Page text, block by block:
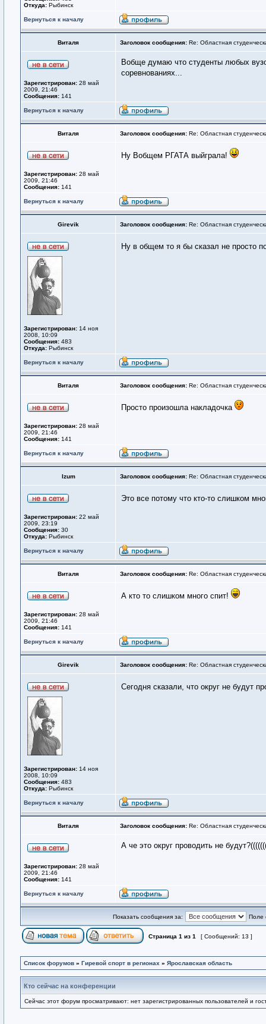
Откуда: Рыбинск
Вернуться к началу
Виталя Заголовок сообщения: Re: Областная
Зарегистрирован: 28 май
2009, 21:46
Сообщения: 141
Вобще думаю что студенты любых
соревнованиях...
Вернуться к началу
Виталя Заголовок сообщения: Re: Областная
Зарегистрирован: 28 май
2009, 21:46
Сообщения: 141
Ну Вобщем РГАТА выйграла!
Вернуться к началу
Girevik Заголовок сообщения: Re: Областная
Зарегистрирован: 14 ноя
2008, 10:09
Сообщения: 483
Откуда: Рыбинск
Ну в общем то я бы сказал не просто
Вернуться к началу
Виталя Заголовок сообщения: Re: Областная
Зарегистрирован: 28 май
2009, 21:46
Сообщения: 141
Просто произошла накладочка
Вернуться к началу
Izum Заголовок сообщения: Re: Областная
Зарегистрирован: 22 май
2009, 23:19
Сообщения: 30
Откуда: Рыбинск
Это все потому что кто-то слишком
Вернуться к началу
Виталя Заголовок сообщения: Re: Областная
Зарегистрирован: 28 май
2009, 21:46
Сообщения: 141
А кто то слишком много спит!
Вернуться к началу
Girevik Заголовок сообщения: Re: Областная
Зарегистрирован: 14 ноя
2008, 10:09
Сообщения: 483
Откуда: Рыбинск
Сегодня сказали, что округ не будут
Вернуться к началу
Виталя Заголовок сообщения: Re: Областная
Зарегистрирован: 28 май
2009, 21:46
Сообщения: 141
А че это округ проводить не
Вернуться к началу
Показать сообщения за: Поле
Страница 1 из 1 [ Сообщений: 13 ]
Список форумов » Гиревой спорт в регионах » Ярославская область
Кто сейчас на конференции
Сейчас этот форум просматривают: нет зарегистрированных пользователей и